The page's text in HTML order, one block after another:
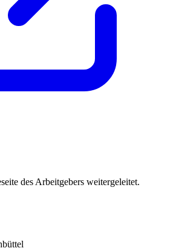
des Arbeitgebers weitergeleitet.